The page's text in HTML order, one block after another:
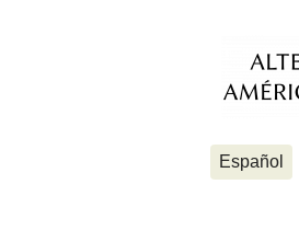
Español